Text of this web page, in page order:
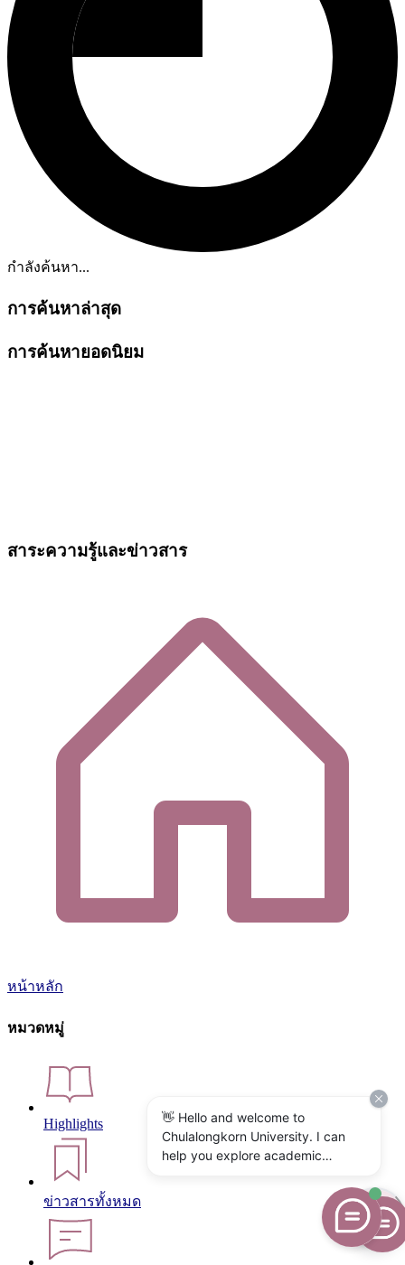
กำลังค้นหา...
การค้นหาล่าสุด
การค้นหายอดนิยม
สาระความรู้และข่าวสาร
หน้าหลัก
หมวดหมู่
Highlights
ข่าวสารทั้งหมด
👋 Hello and welcome to
Chulalongkorn University. I can
help you explore academic